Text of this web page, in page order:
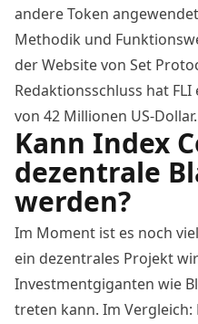
andere Token
Methodik und
der Website von Set
Redaktionsschluss hat
von 42 Millionen US-Dollar.
Kann Index
dezentrale
werden?
Im Moment ist es noch
ein dezentrales Projekt
Investmentgiganten wie
treten kann. Im Vergleich: